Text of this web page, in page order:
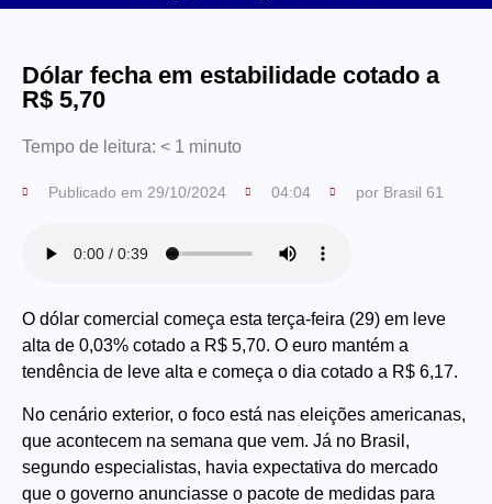
Dólar fecha em estabilidade cotado a
R$ 5,70
Tempo de leitura: < 1 minuto
Publicado em 29/10/2024 04:04 por Brasil 61
O dólar comercial começa esta terça-feira (29) em leve
alta de 0,03% cotado a R$ 5,70. O euro mantém a
tendência de leve alta e começa o dia cotado a R$ 6,17.
No cenário exterior, o foco está nas eleições americanas,
que acontecem na semana que vem. Já no Brasil,
segundo especialistas, havia expectativa do mercado
que o governo anunciasse o pacote de medidas para